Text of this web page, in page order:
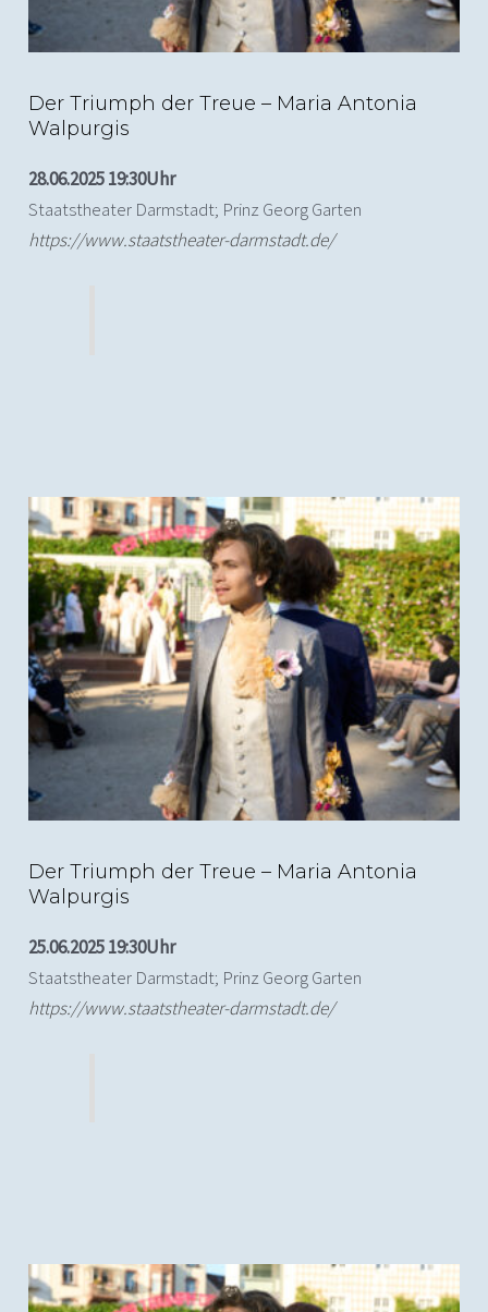
Der Triumph der Treue – Maria Antonia
Walpurgis
28.06.2025 19:30Uhr
Staatstheater Darmstadt; Prinz Georg Garten
https://www.staatstheater-darmstadt.de/
(c) Nils Heck; Der Triumph der Treue, Staatstheater
Darmstadt
Der Triumph der Treue – Maria Antonia
Walpurgis
25.06.2025 19:30Uhr
Staatstheater Darmstadt; Prinz Georg Garten
https://www.staatstheater-darmstadt.de/